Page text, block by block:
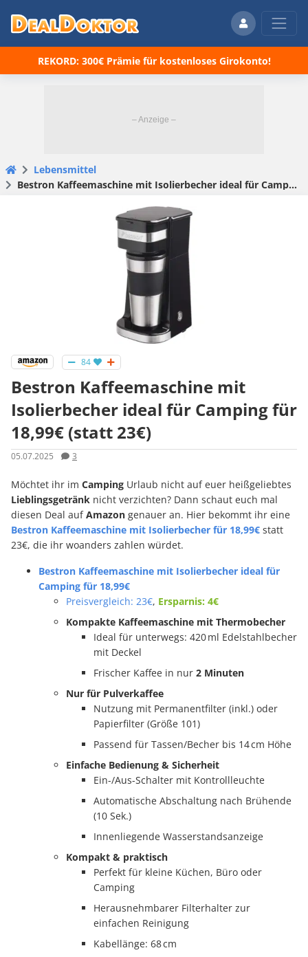
REKORD: 300€ Prämie für kostenloses Girokonto!
Lebensmittel
Bestron Kaffeemaschine mit Isolierbecher ideal für Camping für 18,99€ (statt 23€)
84
Bestron Kaffeemaschine mit
Isolierbecher ideal für Camping für
18,99€ (statt 23€)
05.07.2025 3
Möchtet ihr im Camping Urlaub nicht auf euer heißgeliebtes
Lieblingsgetränk nicht verzichten? Dann schaut euch mal
diesen Deal aufAmazon genauer an. Hier bekommt ihr eine
Bestron Kaffeemaschine mit Isolierbecher für 18,99€ statt
23€, die ihr woanders zahlen würdet.
Bestron Kaffeemaschine mit Isolierbecher ideal für
Camping für 18,99€
Preisvergleich: 23€, Ersparnis: 4€
Kompakte Kaffeemaschine mit Thermobecher
Ideal für unterwegs: 420 ml Edelstahlbecher
mit Deckel
Frischer Kaffee in nur 2 Minuten
Nur für Pulverkaffee
Nutzung mit Permanentfilter (inkl.) oder
Papierfilter (Größe 101)
Passend für Tassen/Becher bis 14 cm Höhe
Einfache Bedienung & Sicherheit
Ein-/Aus-Schalter mit Kontrollleuchte
Automatische Abschaltung nach Brühende
(10 Sek.)
Innenliegende Wasserstandsanzeige
Kompakt & praktisch
Perfekt für kleine Küchen, Büro oder
Camping
Herausnehmbarer Filterhalter zur
einfachen Reinigung
Kabellänge: 68 cm